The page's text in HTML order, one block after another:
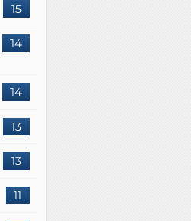
15
14
14
13
13
11